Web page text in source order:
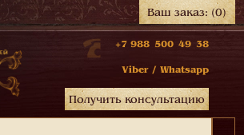
Ваш заказ:(0)
+7 988 500 49 38
Viber / Whatsapp
Получить консультацию